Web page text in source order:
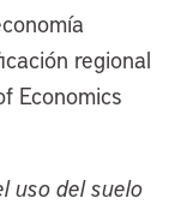
regional
Economics
uso del suelo